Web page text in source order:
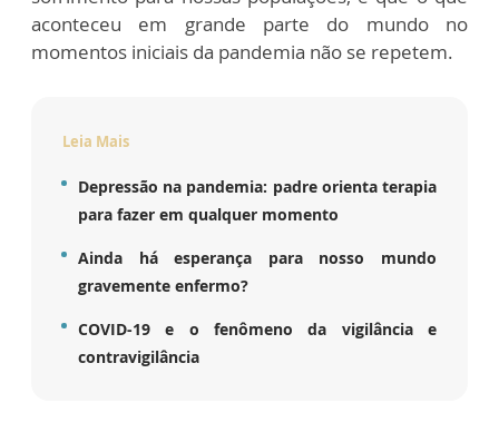
aconteceu em grande parte do mundo no
momentos iniciais da pandemia não se repetem.
Leia Mais
Depressão na pandemia: padre orienta terapia
para fazer em qualquer momento
Ainda há esperança para nosso mundo
gravemente enfermo?
COVID-19 e o fenômeno da vigilância e
contravigilância